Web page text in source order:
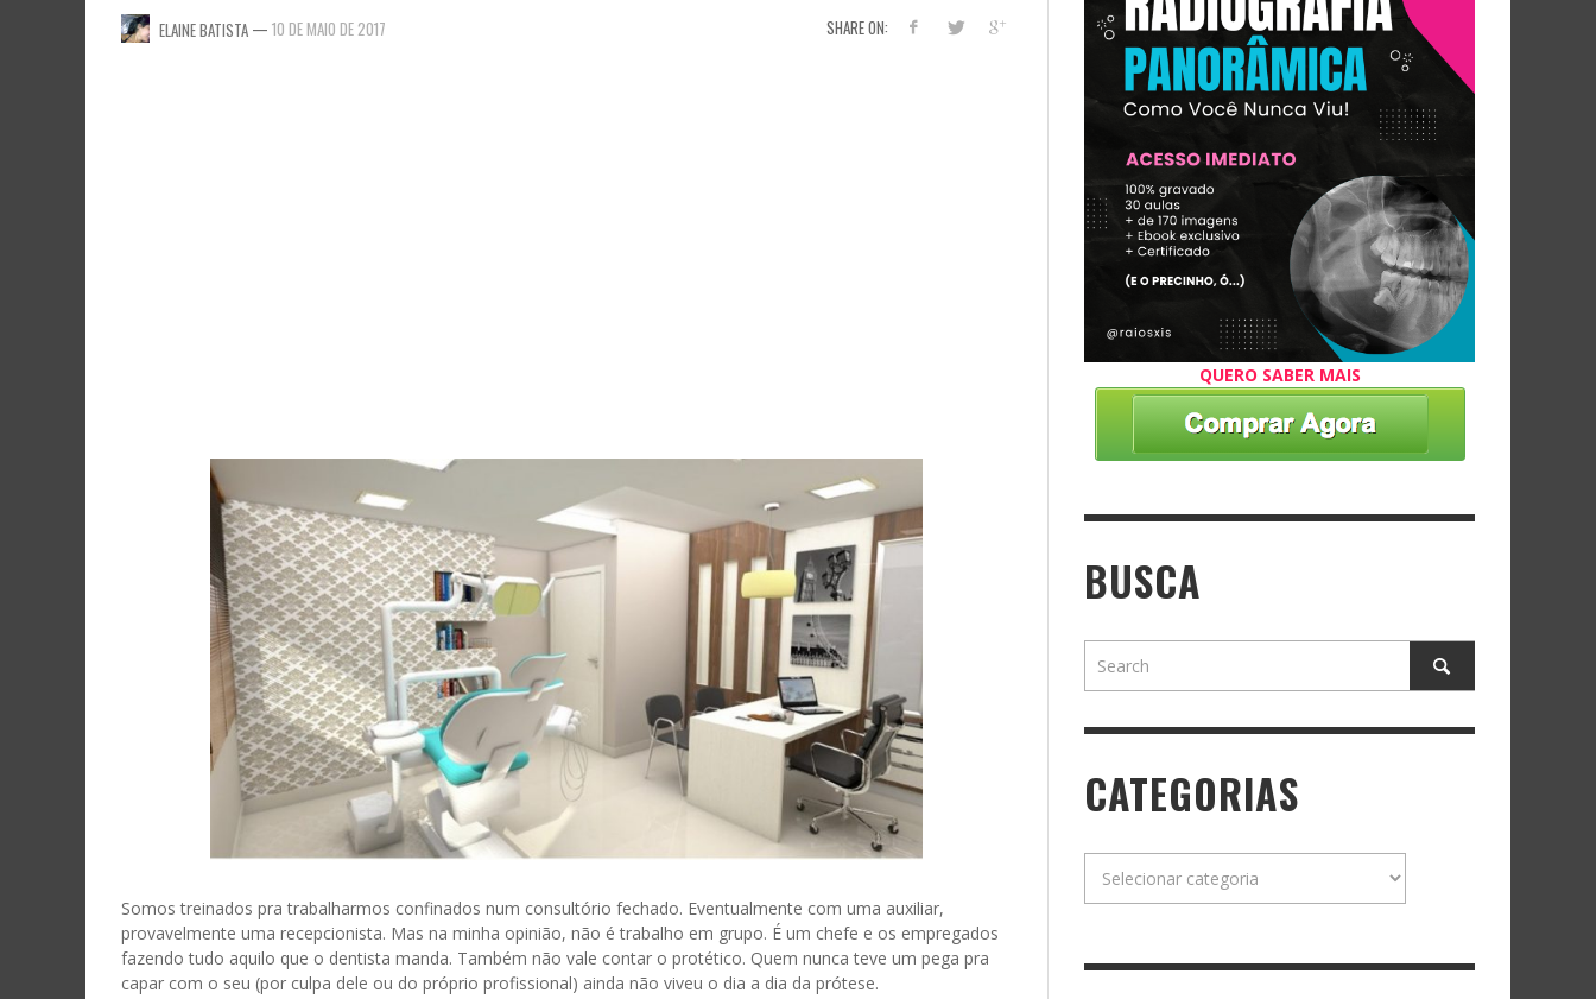
SHARE ON:
ELAINE BATISTA — 10 DE MAIO DE 2017
Somos treinados pra trabalharmos confinados num consultório fechado. Eventualmente com uma auxiliar,
provavelmente uma recepcionista. Mas na minha opinião, não é trabalho em grupo. É um chefe e os empregados
fazendo tudo aquilo que o dentista manda. Também não vale contar o protético. Quem nunca teve um pega pra
capar com o seu (por culpa dele ou do próprio profissional) ainda não viveu o dia a dia da prótese.
QUERO SABER MAIS
BUSCA
CATEGORIAS